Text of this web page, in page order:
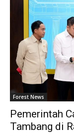
Forest News
Pemerintah
Tambang di